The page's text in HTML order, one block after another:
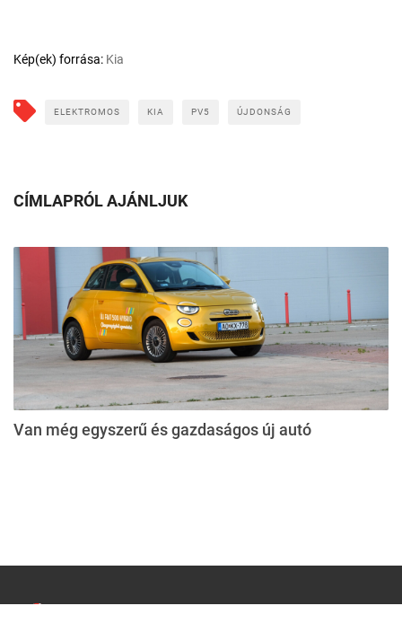
Kép(ek) forrása: Kia
ELEKTROMOS KIA PV5 ÚJDONSÁG
CÍMLAPRÓL AJÁNLJUK
Van még egyszerű és gazdaságos új autó